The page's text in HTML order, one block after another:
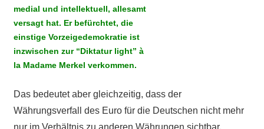
medial und intellektuell, allesamt
versagt hat. Er befürchtet, die
einstige Vorzeigedemokratie ist
inzwischen zur “Diktatur light” à
la Madame Merkel verkommen.
Das bedeutet aber gleichzeitig, dass der
Währungsverfall des Euro für die Deutschen nicht mehr
nur im Verhältnis zu anderen Währungen sichtbar,